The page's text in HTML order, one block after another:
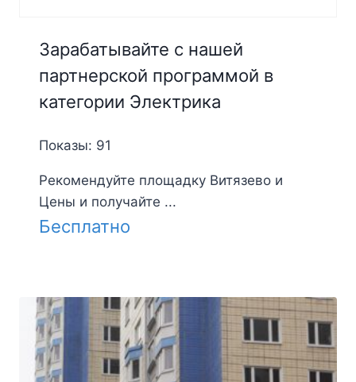
Зарабатывайте с нашей
партнерской программой в
категории Электрика
Показы: 91
Рекомендуйте площадку Витязево и
Цены и получайте ...
Бесплатно